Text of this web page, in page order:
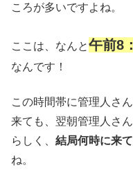
ころが多いですよね。
ここは、なんと午前8
なんです！
この時間帯に管理人さ
来ても、翌朝管理人さ
らしく、 結局何時に来
ね。